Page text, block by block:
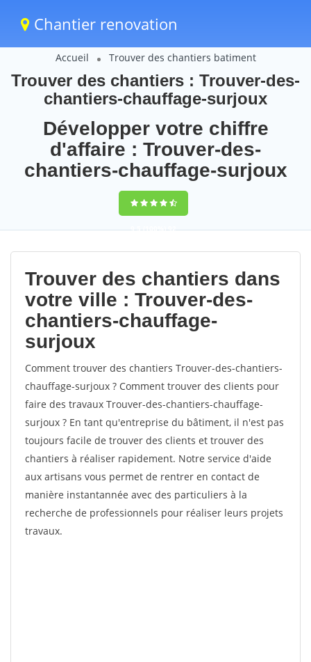
Chantier renovation
Accueil Trouver des chantiers batiment
Trouver des chantiers : Trouver-des-
chantiers-chauffage-surjoux
Développer votre chiffre
d'affaire : Trouver-des-
chantiers-chauffage-surjoux
9,5(100%)92
votes
Trouver des chantiers dans
votre ville : Trouver-des-
chantiers-chauffage-
surjoux
Comment trouver des chantiers Trouver-des-chantiers-
chauffage-surjoux ? Comment trouver des clients pour
faire des travaux Trouver-des-chantiers-chauffage-
surjoux ? En tant qu'entreprise du bâtiment, il n'est pas
toujours facile de trouver des clients et trouver des
chantiers à réaliser rapidement. Notre service d'aide
aux artisans vous permet de rentrer en contact de
manière instantannée avec des particuliers à la
recherche de professionnels pour réaliser leurs projets
travaux.